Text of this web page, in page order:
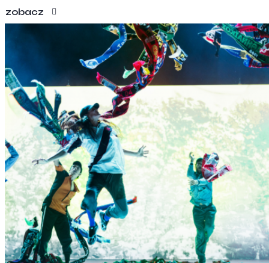
zobacz